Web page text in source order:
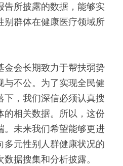
告所披露的数据，能够实
别群体在健康医疗领域所
金会长期致力于帮扶弱势
与不公。为了实现全民健
下，我们深信必须认真搜
的相关数据。所以，这份
。未来我们希望能够更进
多元性别人群健康状况的
据搜集和分析披露。